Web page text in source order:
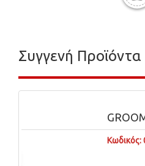
Συγγενή Προϊόντα
GROOMING
Κωδικός: 07663